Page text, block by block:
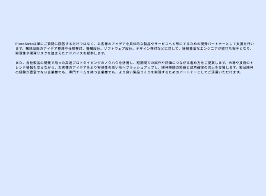
Piezo Sonicは単にご質問に回答するだけではなく、お客様のアイデアを具体的な製品やサービスへと形にするための開発パートナーとして支援を行い
ます。構想段階のアイデア整理や仕様検討、機構設計、ソフトウェア設計、デザイン検討などに対して、経験豊富なエンジニアが壁打ち相手となり、
実現性や開発リスクを踏まえたアドバイスを提供します。
また、自社製品の開発で培った高速プロトタイピングのノウハウを活用し、短期間での試作や評価につながる進め方をご提案します。市場や技術のト
レンド情報も交えながら、お客様のアイデアをより実現性の高い形へブラッシュアップし、開発期間の短縮と成功確率の向上を支援します。製品開発
の経験が豊富でない企業様でも、専門チームを持つ企業様でも、より良い製品づくりを実現するためのパートナーとしてご活用いただけます。